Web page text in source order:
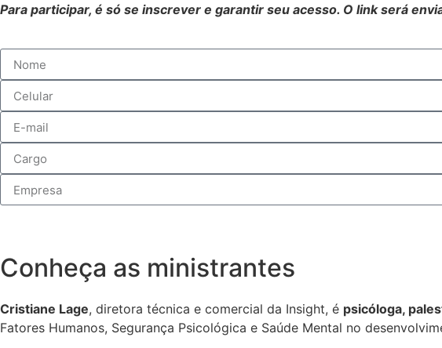
Para participar, é só se inscrever e garantir seu acesso. O link será
Conheça as ministrantes
Cristiane Lage, diretora técnica e comercial da Insight, é psicóloga,
Fatores Humanos, Segurança Psicológica e Saúde Mental no